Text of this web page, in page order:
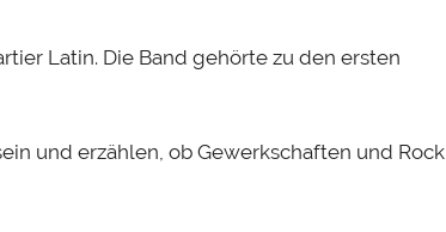
Latin. Die Band gehörte zu den ersten
und erzählen, ob Gewerkschaften und Rock